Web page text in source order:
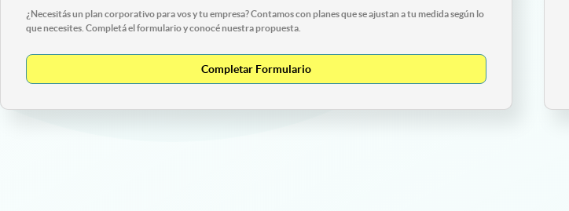
¿Necesitás un plan corporativo para vos y tu empresa? Contamos con planes que se ajustan a tu medida según lo
que necesites. Completá el formulario y conocé nuestra propuesta.
Completar Formulario